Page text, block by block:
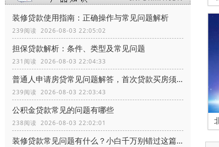
装修贷款使用指南：正确操作与常见问题解析
239阅读 2026-08-03 22:05:02
担保贷款解析：条件、类型及常见问题
231阅读 2026-08-03 22:04:33
普通人申请房贷常见问题解答，首次贷款买房须知常识
239阅读 2026-08-03 22:03:43
公积金贷款常见的问题有哪些
238阅读 2026-08-03 22:02:01
装修贷款常见问题有什么？小白千万别错过这篇文章